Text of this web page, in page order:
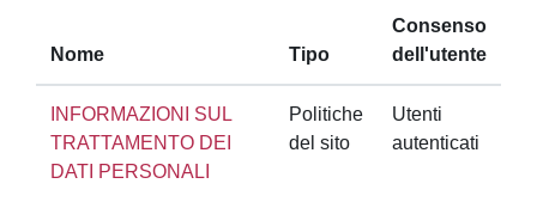
Nome Tipo
Consenso
dell'utente
INFORMAZIONI SUL
TRATTAMENTO DEI
DATI PERSONALI
Politiche
del sito
Utenti
autenticati